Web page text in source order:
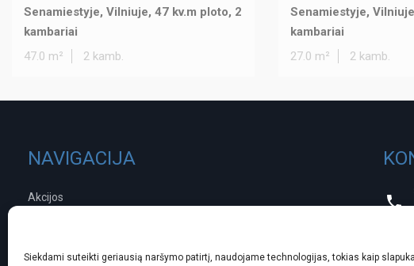
Siekdami suteikti geriausią naršymo patirtį, naudojame technologijas, tokias kaip
Senamiestyje, Vilniuje, 47 kv.m ploto, 2
kambariai
47.0 m²
2 kamb.
Senamiestyje,
kambariai
27.0 m²
2 kamb.
NAVIGACIJA
Akcijos
Norintiems pirkti